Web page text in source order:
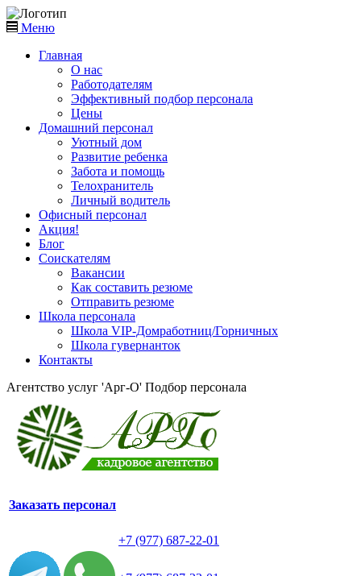
Меню
Главная
О нас
Работодателям
Эффективный подбор персонала
Цены
Домашний персонал
Уютный дом
Развитие ребенка
Забота и помощь
Телохранитель
Личный водитель
Офисный персонал
Акция!
Блог
Соискателям
Вакансии
Как составить резюме
Отправить резюме
Школа персонала
Школа VIP-Домработниц/Горничных
Школа гувернанток
Контакты
Агентство услуг 'Арг-О' Подбор персонала
Заказать персонал
+7 (977) 687-22-01